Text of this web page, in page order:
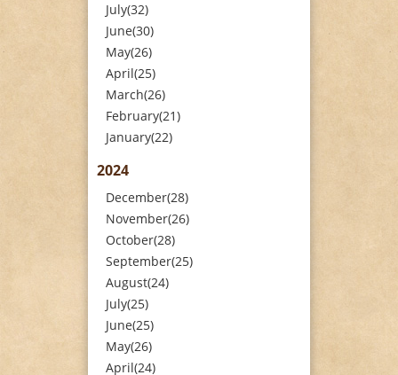
July(32)
June(30)
May(26)
April(25)
March(26)
February(21)
January(22)
2024
December(28)
November(26)
October(28)
September(25)
August(24)
July(25)
June(25)
May(26)
April(24)